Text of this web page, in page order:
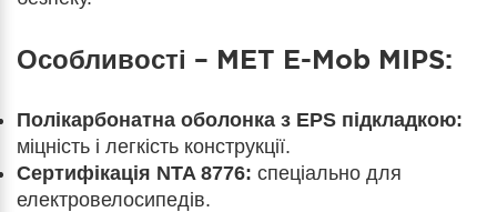
Особливості – MET E-Mob MIPS:
Полікарбонатна оболонка з EPS підкладкою:
міцність і легкість конструкції.
Сертифікація NTA 8776: спеціально для
електровелосипедів.